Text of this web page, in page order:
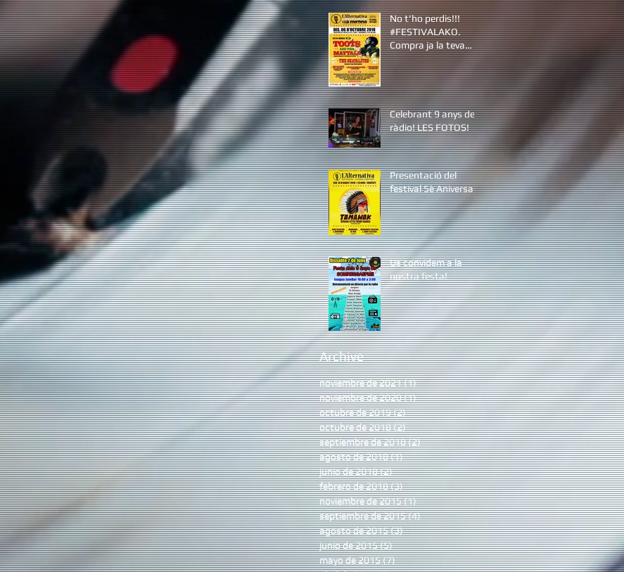
de L'A
No t'ho perdis!!!
#FESTIVALAKO.
Compra ja la teva
entrada!
Celebrant 9 anys de
ràdio! LES FOTOS!
Presentació del
festival 5è Aniversari
Us convidem a la
nostra festa!
Archive
noviembre de 2021(1)1 entrada
noviembre de 2020(1)1 entrada
octubre de 2019(2)2 entradas
octubre de 2018(2)2 entradas
septiembre de 2018(2)2 entradas
agosto de 2018(1)1 entrada
junio de 2018(2)2 entradas
febrero de 2018(3)3 entradas
noviembre de 2015(1)1 entrada
septiembre de 2015(4)4 entradas
agosto de 2015(3)3 entradas
junio de 2015(5)5 entradas
mayo de 2015(7)7 entradas